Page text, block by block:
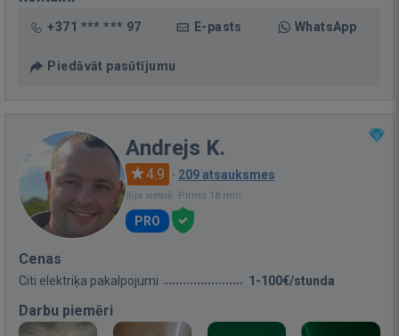
+371 *** *** 97 E-pasts WhatsApp
Piedāvāt pasūtījumu
Andrejs K.
4.9 · 209 atsauksmes
Bija vietnē: Pirms 18 min.
PRO
Cenas
Citi elektriķa pakalpojumi 1-100€/stunda
Darbu piemēri